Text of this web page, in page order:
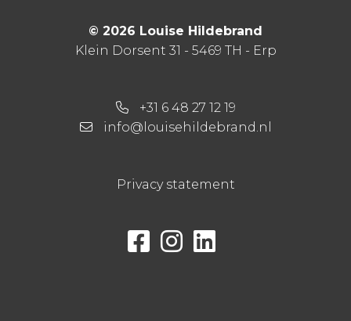
© 2026 Louise Hildebrand
Klein Dorsent 31 - 5469 TH - Erp
+31 6 48 27 12 19
info@louisehildebrand.nl
Privacy statement